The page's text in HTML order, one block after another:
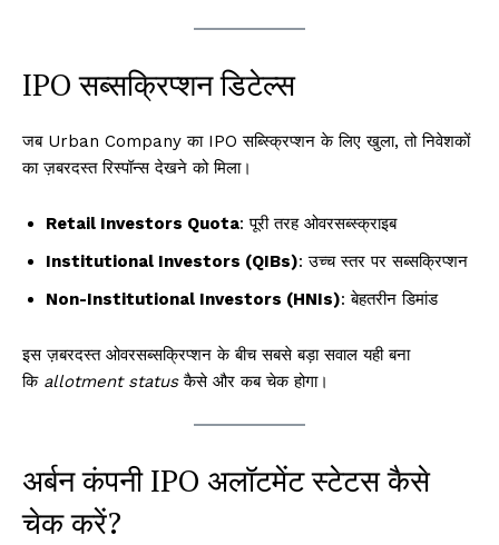
IPO सब्सक्रिप्शन डिटेल्स
जब Urban Company का IPO सब्स्क्रिप्शन के लिए खुला, तो निवेशकों
का ज़बरदस्त रिस्पॉन्स देखने को मिला।
Retail Investors Quota: पूरी तरह ओवरसब्स्क्राइब
Institutional Investors (QIBs): उच्च स्तर पर सब्सक्रिप्शन
Non-Institutional Investors (HNIs): बेहतरीन डिमांड
इस ज़बरदस्त ओवरसब्सक्रिप्शन के बीच सबसे बड़ा सवाल यही बना
कि allotment statusकैसे और कब चेक होगा।
अर्बन कंपनी IPO अलॉटमेंट स्टेटस कैसे
चेक करें?